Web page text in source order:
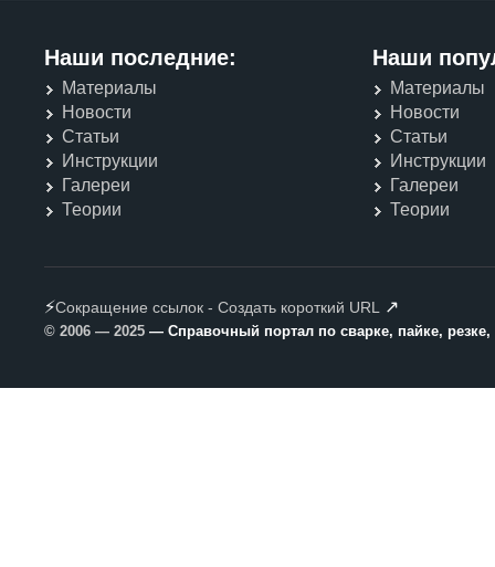
Наши последние:
Материалы
Новости
Статьи
Инструкции
Галереи
Теории
Наши
Материалы
Новости
Статьи
Инструкции
Галереи
Теории
⚡Сокращение ссылок - Создать короткий URL ↗
© 2006 — 2025 — Справочный портал по сварке, пайке,